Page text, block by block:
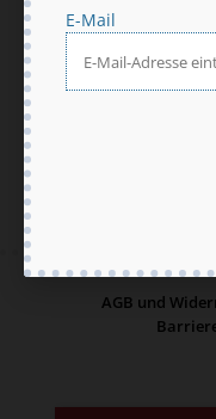
AGB und
E-Mail